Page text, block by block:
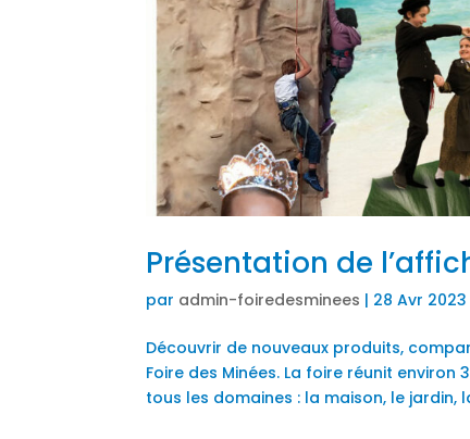
Présentation de
par admin-foiredesminees | 28 Avr 2023
Découvrir de nouveaux produits,
Foire des Minées. La foire réunit
tous les domaines : la maison, le jardin,